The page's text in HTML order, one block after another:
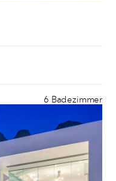
6 Badezimmer